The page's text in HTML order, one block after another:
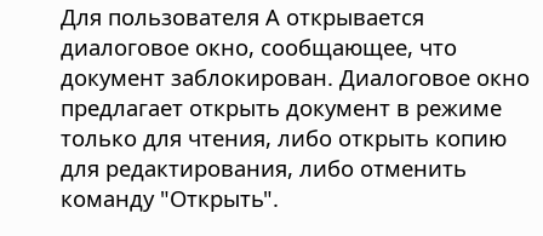
Для пользователя А открывается
диалоговое окно, сообщающее, что
документ заблокирован. Диалоговое окно
предлагает открыть документ в режиме
только для чтения, либо открыть копию
для редактирования, либо отменить
команду "Открыть".